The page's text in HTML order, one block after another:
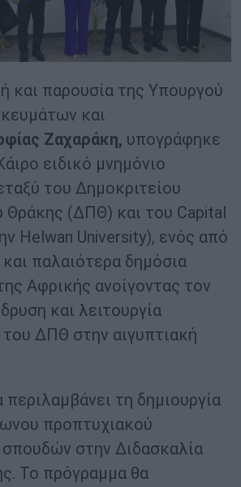
και παρουσία της Υπουργού
και
Ζαχαράκη, υπογράφηκε
ειδικό μνημόνιο
του Δημοκριτείου
Θράκης (ΔΠΘ) και του Capital
Helwan University), ενός από
παλαιότερα δημόσια
Αφρικής ανοίγοντας τον
και λειτουργία
ΔΠΘ στην αιγυπτιακή
τη δημιουργία
προπτυχιακού
στην Διδασκαλία
Το πρόγραμμα θα